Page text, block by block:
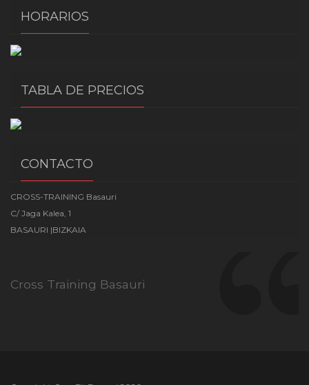
HORARIOS
TABLA DE PRECIOS
CONTACTO
CROSS-TRAINING Basauri
C/ Jaga Kalea, 1
BASAURI |BIZKAIA
Cross Training Basauri